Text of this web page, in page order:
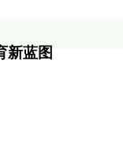
新蓝图